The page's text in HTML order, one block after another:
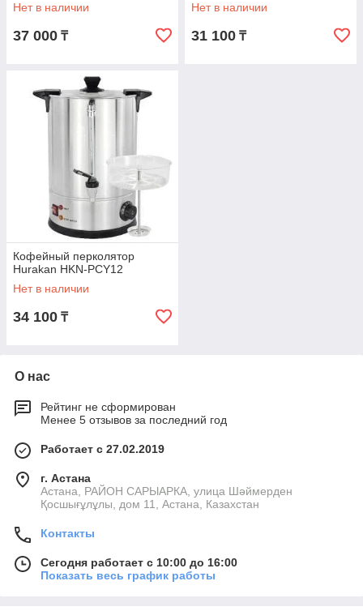
Нет в наличии
37 000 ₸
Нет в наличии
31 100 ₸
Кофейный перколятор
Hurakan HKN-PCY12
Нет в наличии
34 100 ₸
О нас
Рейтинг не сформирован
Менее 5 отзывов за последний год
Работает с 27.02.2019
г. Астана
Астана, РАЙОН САРЫАРКА, улица Шәймерден
Қосшығұлұлы, дом 11, Астана, Казахстан
Контакты
Сегодня работает с 10:00 до 16:00
Показать весь график работы